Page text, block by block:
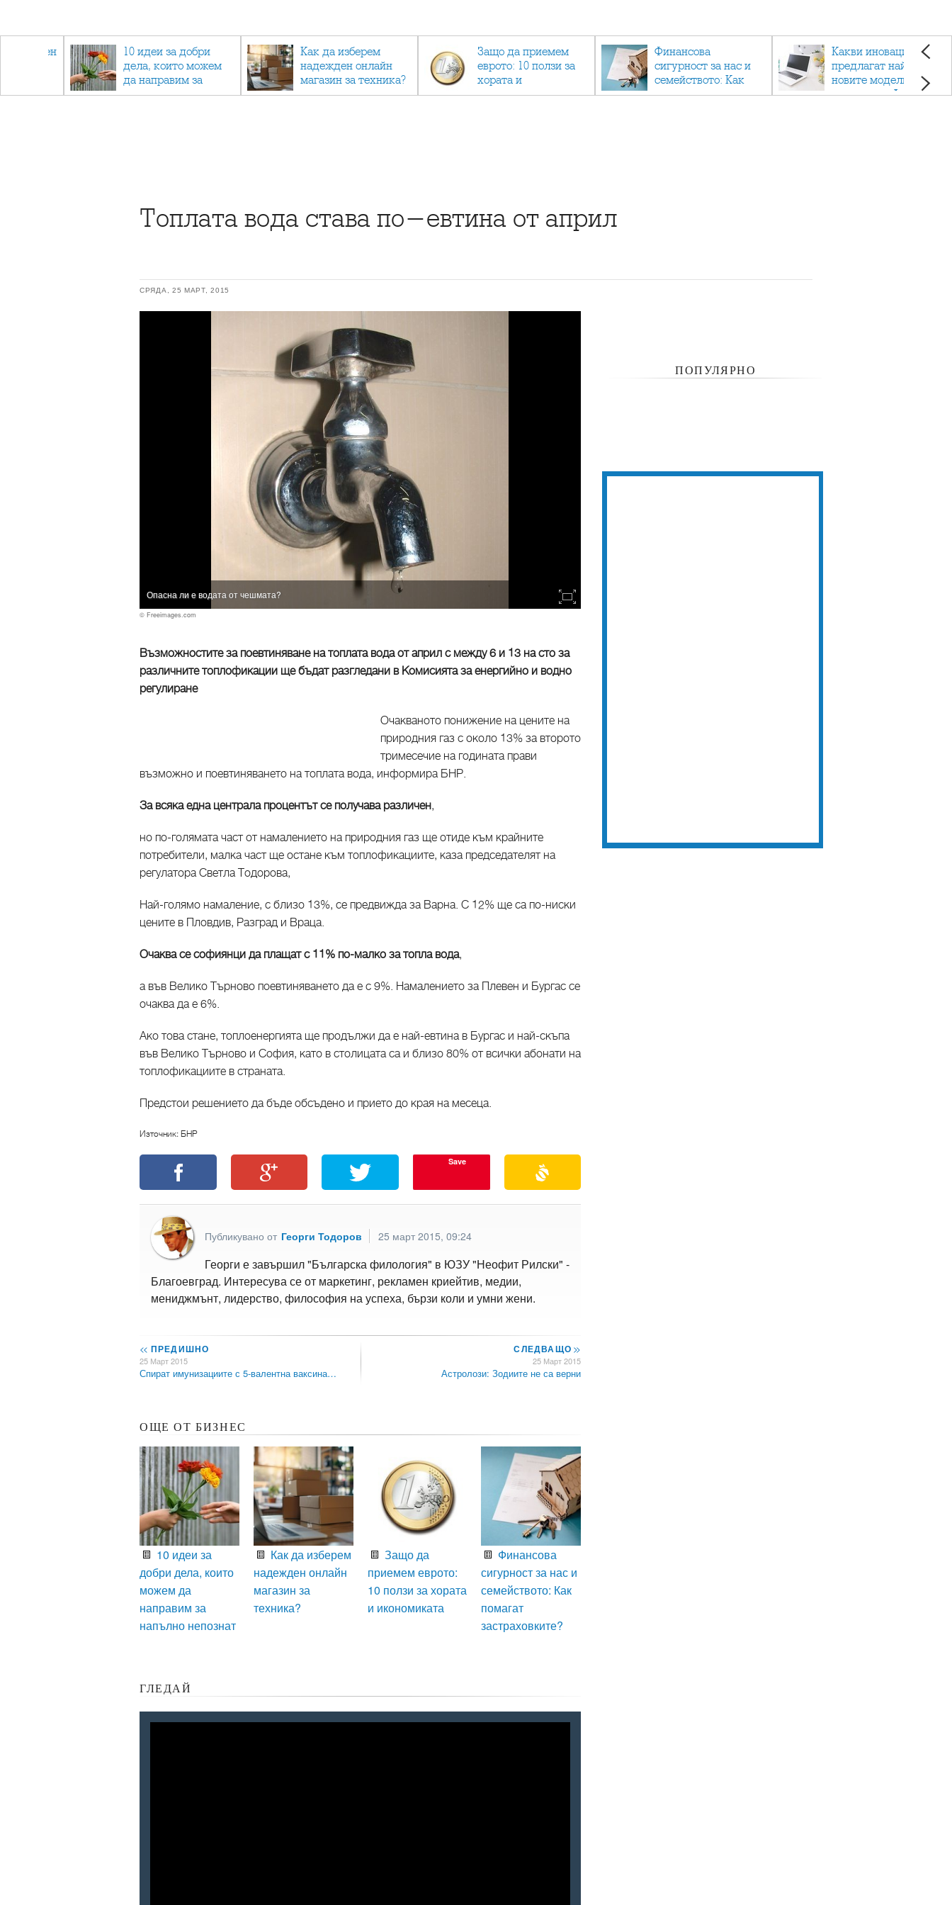
- намален
10 идеи за добри
дела, които можем
да направим за
напълно непознат
Как да изберем
надежден онлайн
магазин за техника?
Защо да приемем
еврото: 10 ползи за
хората и
икономиката
Финансова
сигурност за нас и
семейството: Как
помагат
Какви иновации
предлагат най-
новите модели
лаптопи на Acer?
Топлата вода става по-евтина от април
СРЯДА, 25 МАРТ, 2015
Опасна ли е водата от чешмата?
© Freeimages.com
Възможностите за поевтиняване на топлата вода от април с между 6 и 13 на сто за
различните топлофикации ще бъдат разгледани в Комисията за енергийно и водно
регулиране
Очакваното понижение на цените на
природния газ с около 13% за второто
тримесечие на годината прави
възможно и поевтиняването на топлата вода, информира БНР.
За всяка една централа процентът се получава различен,
но по-голямата част от намалението на природния газ ще отиде към крайните
потребители, малка част ще остане към топлофикациите, каза председателят на
регулатора Светла Тодорова,
Най-голямо намаление, с близо 13%, се предвижда за Варна. С 12% ще са по-ниски
цените в Пловдив, Разград и Враца.
Очаква се софиянци да плащат с 11% по-малко за топла вода,
а във Велико Търново поевтиняването да е с 9%. Намалението за Плевен и Бургас се
очаква да е 6%.
Ако това стане, топлоенергията ще продължи да е най-евтина в Бургас и най-скъпа
във Велико Търново и София, като в столицата са и близо 80% от всички абонати на
топлофикациите в страната.
Предстои решението да бъде обсъдено и прието до края на месеца.
Източник: БНР
Save
Публикувано от Георги Тодоров 25 март 2015, 09:24
Георги е завършил "Българска филология" в ЮЗУ "Неофит Рилски" -
Благоевград. Интересува се от маркетинг, рекламен криейтив, медии,
мениджмънт, лидерство, философия на успеха, бързи коли и умни жени.
<< ПРЕДИШНО
25 Март 2015
Спират имунизациите с 5-валентна ваксина…
СЛЕДВАЩО>>
25 Март 2015
Астролози: Зодиите не са верни
ОЩЕ ОТ БИЗНЕС
10 идеи за
добри дела, които
можем да
направим за
напълно непознат
Как да изберем
надежден онлайн
магазин за
техника?
Защо да
приемем еврото:
10 ползи за хората
и икономиката
Финансова
сигурност за нас и
семейството: Как
помагат
застраховките?
ГЛЕДАЙ
ПОПУЛЯРНО